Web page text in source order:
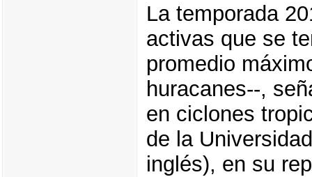
La temporada
activas que se
promedio
huracanes--,
en ciclones
de la
inglés), en su